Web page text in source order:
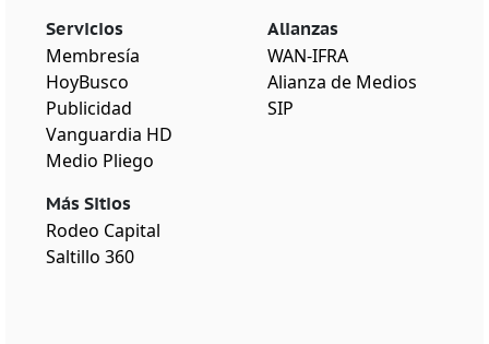
Servicios
Membresía
HoyBusco
Publicidad
Vanguardia HD
Medio Pliego
Más Sitios
Rodeo Capital
Saltillo 360
Alianzas
WAN-IFRA
Alianza de Medios
SIP